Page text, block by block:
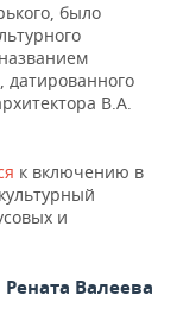
было
датированного
В.А.
к включению в
и
Рената Валеева